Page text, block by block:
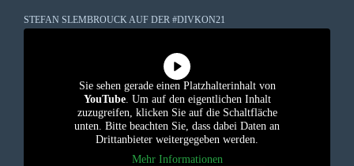
STEFAN SLEMBROUCK AUF DER #DIVKON21
Sie sehen gerade einen Platzhalterinhalt von
YouTube. Um auf den eigentlichen Inhalt
zuzugreifen, klicken Sie auf die Schaltfläche
unten. Bitte beachten Sie, dass dabei Daten an
Drittanbieter weitergegeben werden.
Mehr Informationen